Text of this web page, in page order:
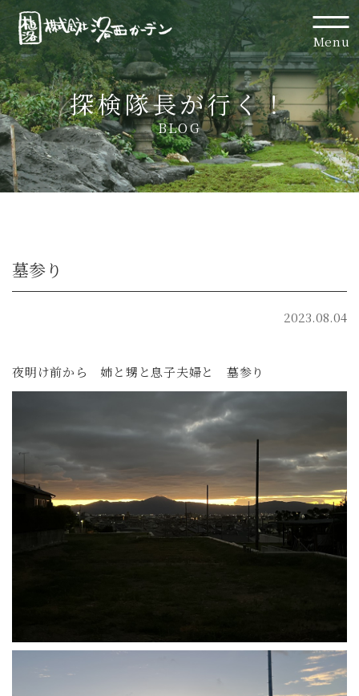
Menu
探検隊長が行く！
BLOG
墓参り
2023.08.04
夜明け前から 姉と甥と息子夫婦と 墓参り